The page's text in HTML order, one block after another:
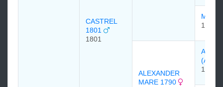
CASTREL
1801
1801
1775
ALEXANDER
MARE 1790
1782